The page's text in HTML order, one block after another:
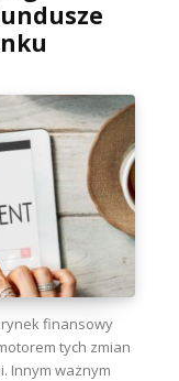
finansowy
tych zmian
Innym ważnym